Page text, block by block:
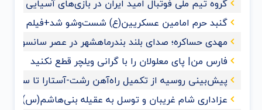
گروه تیم ملی فوتبال امید ایران در بازی‌های آسیایی
گنبد حرم امامین عسکریین(ع) شست‌وشو شد+فیلم و
مهدی حساکره؛ صدای بلند بندرماهشهر در عصر سانسور و
فارس من| پای معلولان را با گرانی ویلچر قطع نکنید
پیش‌بینی روسیه از تکمیل راه‌آهن رشت-آستارا تا سال ‌۲۰۲۸
عزاداری شام غریبان و توسل به عقیله بنی‌هاشم(س) با